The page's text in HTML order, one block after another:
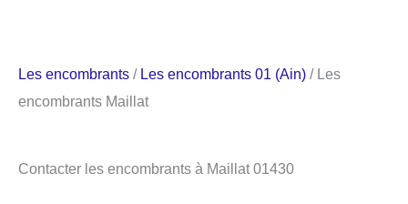
Les encombrants / Les encombrants 01 (Ain) / Les
encombrants Maillat
Contacter les encombrants à Maillat 01430